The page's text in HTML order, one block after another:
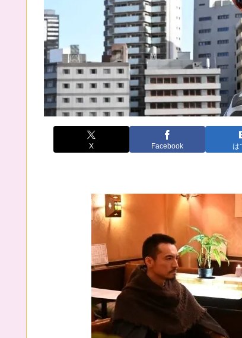
X Facebook は